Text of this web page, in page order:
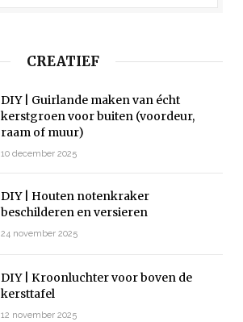
CREATIEF
DIY | Guirlande maken van écht
kerstgroen voor buiten (voordeur,
raam of muur)
10 december 2025
DIY | Houten notenkraker
beschilderen en versieren
24 november 2025
DIY | Kroonluchter voor boven de
kersttafel
12 november 2025